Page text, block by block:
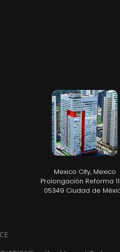
Mexico City, Mexico
Prolongación Reforma
05349 Ciudad de